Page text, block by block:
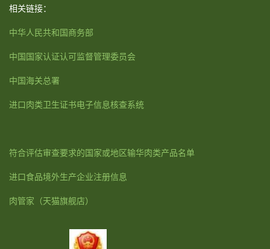
相关链接：
中华人民共和国商务部
中国国家认证认可监督管理委员会
中国海关总署
进口肉类卫生证书电子信息核查系统
符合评估审查要求的国家或地区输华肉类产品名单
进口食品境外生产企业注册信息
肉管家 （天猫旗舰店）